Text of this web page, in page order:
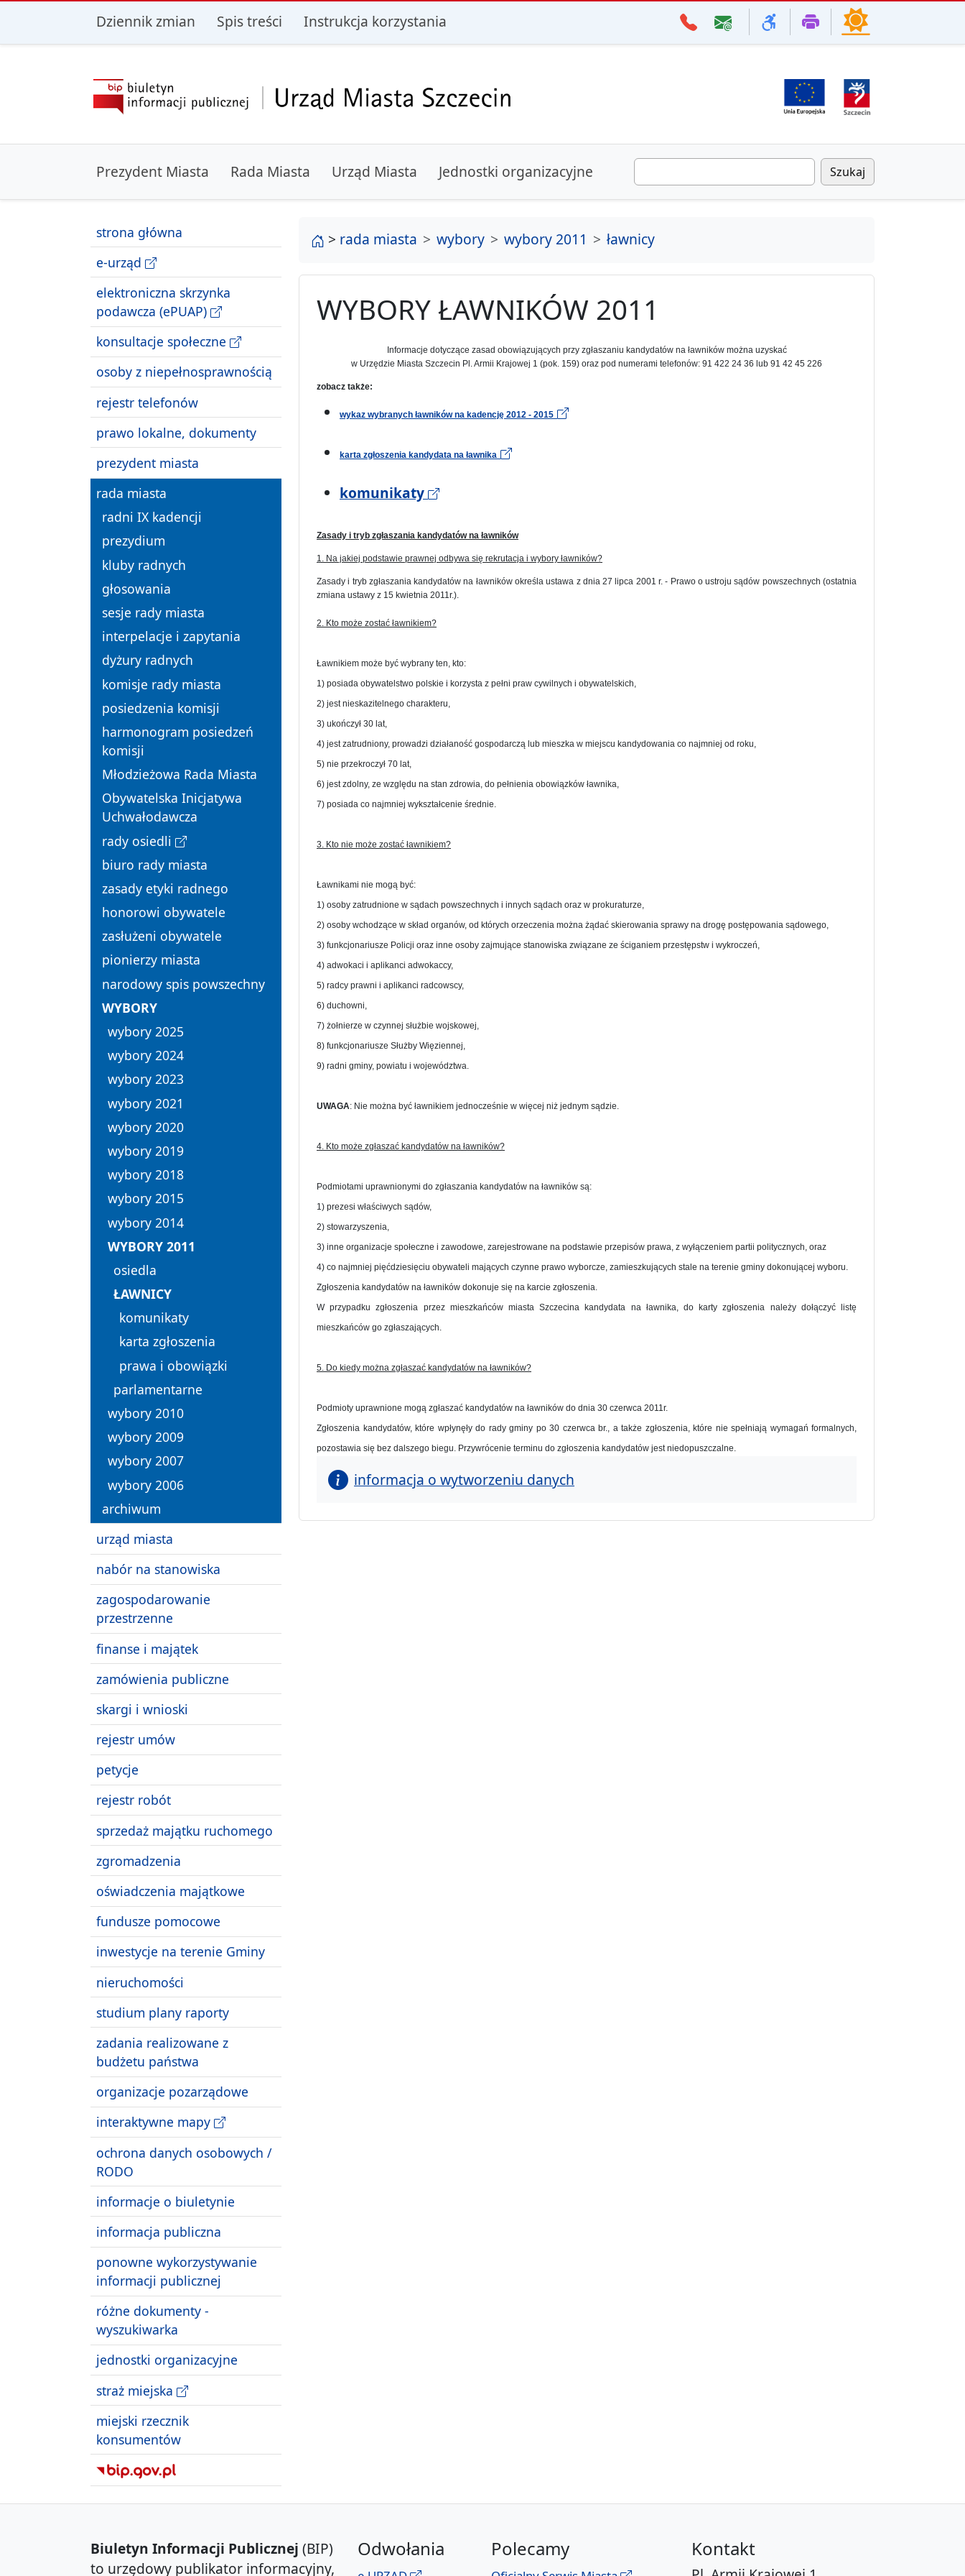
przejdź do głównego menu przejdź do treści
Dziennik zmian Spis treści Instrukcja korzystania
Prezydent Miasta Rada Miasta Urząd Miasta Jednostki organizacyjne Szukaj
strona główna
e-urząd
elektroniczna skrzynka
podawcza (ePUAP)
konsultacje społeczne
osoby z niepełnosprawnością
rejestr telefonów
prawo lokalne, dokumenty
prezydent miasta
rada miasta
radni IX kadencji
prezydium
kluby radnych
głosowania
sesje rady miasta
interpelacje i zapytania
dyżury radnych
komisje rady miasta
posiedzenia komisji
harmonogram posiedzeń
komisji
Młodzieżowa Rada Miasta
Obywatelska Inicjatywa
Uchwałodawcza
rady osiedli
biuro rady miasta
zasady etyki radnego
honorowi obywatele
zasłużeni obywatele
pionierzy miasta
narodowy spis powszechny
WYBORY
wybory 2025
wybory 2024
wybory 2023
wybory 2021
wybory 2020
wybory 2019
wybory 2018
wybory 2015
wybory 2014
WYBORY 2011
osiedla
ŁAWNICY
komunikaty
karta zgłoszenia
prawa i obowiązki
parlamentarne
wybory 2010
wybory 2009
wybory 2007
wybory 2006
archiwum
urząd miasta
nabór na stanowiska
zagospodarowanie
przestrzenne
finanse i majątek
zamówienia publiczne
skargi i wnioski
rejestr umów
petycje
rejestr robót
sprzedaż majątku ruchomego
zgromadzenia
oświadczenia majątkowe
fundusze pomocowe
inwestycje na terenie Gminy
nieruchomości
studium plany raporty
zadania realizowane z
budżetu państwa
organizacje pozarządowe
interaktywne mapy
ochrona danych osobowych /
RODO
informacje o biuletynie
informacja publiczna
ponowne wykorzystywanie
informacji publicznej
różne dokumenty -
wyszukiwarka
jednostki organizacyjne
straż miejska
miejski rzecznik
konsumentów
strona główna
> rada miasta wybory wybory 2011 ławnicy
WYBORY ŁAWNIKÓW 2011
Informacje dotyczące zasad obowiązujących przy zgłaszaniu kandydatów na ławników można uzyskać
w Urzędzie Miasta Szczecin Pl. Armii Krajowej 1 (pok. 159) oraz pod numerami telefonów: 91 422 24 36 lub 91 42 45 226
zobacz także:
wykaz wybranych ławników na kadencję 2012 - 2015
karta zgłoszenia kandydata na ławnika
komunikaty
Zasady i tryb zgłaszania kandydatów na ławników
1. Na jakiej podstawie prawnej odbywa się rekrutacja i wybory ławników?
Zasady i tryb zgłaszania kandydatów na ławników określa ustawa z dnia 27 lipca 2001 r. - Prawo o ustroju sądów powszechnych (ostatnia
zmiana ustawy z 15 kwietnia 2011r.).
2. Kto może zostać ławnikiem?
Ławnikiem może być wybrany ten, kto:
1) posiada obywatelstwo polskie i korzysta z pełni praw cywilnych i obywatelskich,
2) jest nieskazitelnego charakteru,
3) ukończył 30 lat,
4) jest zatrudniony, prowadzi działaność gospodarczą lub mieszka w miejscu kandydowania co najmniej od roku,
5) nie przekroczył 70 lat,
6) jest zdolny, ze względu na stan zdrowia, do pełnienia obowiązków ławnika,
7) posiada co najmniej wykształcenie średnie.
3. Kto nie może zostać ławnikiem?
Ławnikami nie mogą być:
1) osoby zatrudnione w sądach powszechnych i innych sądach oraz w prokuraturze,
2) osoby wchodzące w skład organów, od których orzeczenia można żądać skierowania sprawy na drogę postępowania sądowego,
3) funkcjonariusze Policji oraz inne osoby zajmujące stanowiska związane ze ściganiem przestępstw i wykroczeń,
4) adwokaci i aplikanci adwokaccy,
5) radcy prawni i aplikanci radcowscy,
6) duchowni,
7) żołnierze w czynnej służbie wojskowej,
8) funkcjonariusze Służby Więziennej,
9) radni gminy, powiatu i województwa.
UWAGA: Nie można być ławnikiem jednocześnie w więcej niż jednym sądzie.
4. Kto może zgłaszać kandydatów na ławników?
Podmiotami uprawnionymi do zgłaszania kandydatów na ławników są:
1) prezesi właściwych sądów,
2) stowarzyszenia,
3) inne organizacje społeczne i zawodowe, zarejestrowane na podstawie przepisów prawa, z wyłączeniem partii politycznych, oraz
4) co najmniej pięćdziesięciu obywateli mających czynne prawo wyborcze, zamieszkujących stale na terenie gminy dokonującej wyboru.
Zgłoszenia kandydatów na ławników dokonuje się na karcie zgłoszenia.
W przypadku zgłoszenia przez mieszkańców miasta Szczecina kandydata na ławnika, do karty zgłoszenia należy dołączyć listę
mieszkańców go zgłaszających.
5. Do kiedy można zgłaszać kandydatów na ławników?
Podmioty uprawnione mogą zgłaszać kandydatów na ławników do dnia 30 czerwca 2011r.
Zgłoszenia kandydatów, które wpłynęły do rady gminy po 30 czerwca br., a także zgłoszenia, które nie spełniają wymagań formalnych,
pozostawia się bez dalszego biegu. Przywrócenie terminu do zgłoszenia kandydatów jest niedopuszczalne.
informacja o wytworzeniu danych
Biuletyn Informacji Publicznej (BIP)
to urzędowy publikator informacyjny,
Odwołania Polecamy Kontakt